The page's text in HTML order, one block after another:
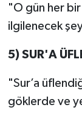
"O gün her
ilgilenecek
5) SUR'A
"Sur’a
göklerde ve